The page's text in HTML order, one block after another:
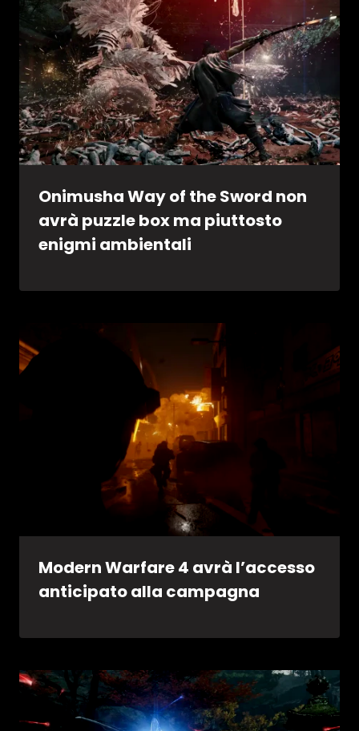
Onimusha Way of the Sword non
avrà puzzle box ma piuttosto
enigmi ambientali
Modern Warfare 4 avrà l’accesso
anticipato alla campagna